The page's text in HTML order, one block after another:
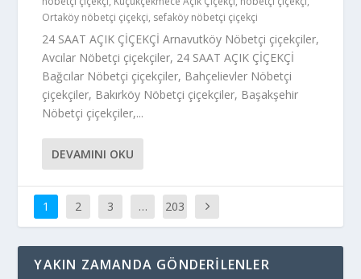
Ortaköy nöbetçi çiçekçi, sefaköy nöbetçi çiçekçi
24 SAAT AÇIK ÇİÇEKÇİ Arnavutköy Nöbetçi çiçekçiler,
Avcılar Nöbetçi çiçekçiler, 24 SAAT AÇIK ÇİÇEKÇİ
Bağcılar Nöbetçi çiçekçiler, Bahçelievler Nöbetçi
çiçekçiler, Bakırköy Nöbetçi çiçekçiler, Başakşehir
Nöbetçi çiçekçiler,...
DEVAMINI OKU
1 2 3 … 203
YAKIN ZAMANDA GÖNDERILENLER